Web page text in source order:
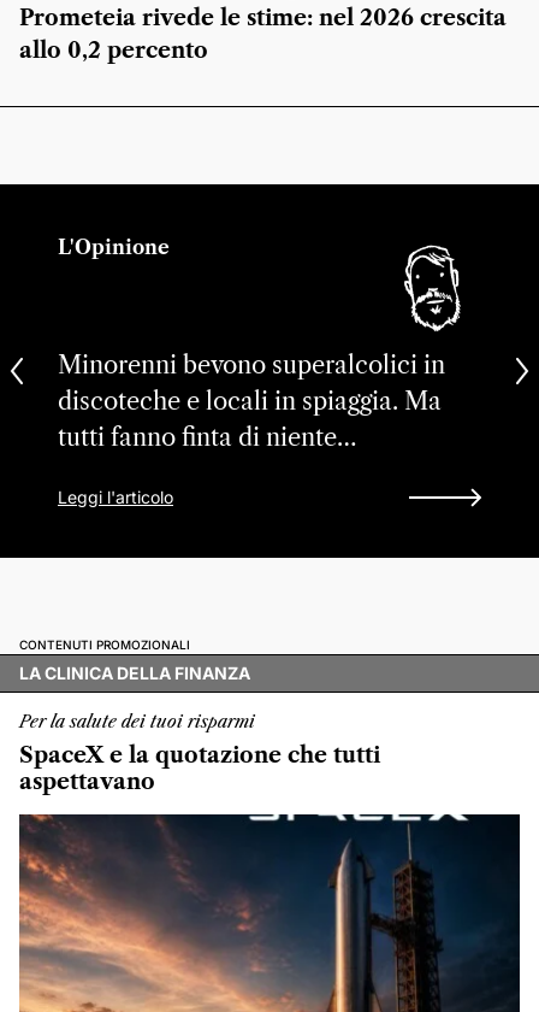
Prometeia rivede le stime: nel 2026 crescita
allo 0,2 percento
L'Opinione
Minorenni bevono superalcolici in
discoteche e locali in spiaggia. Ma
tutti fanno finta di niente…
Leggi l'articolo
CONTENUTI PROMOZIONALI
LA CLINICA DELLA FINANZA
Per la salute dei tuoi risparmi
SpaceX e la quotazione che tutti
aspettavano